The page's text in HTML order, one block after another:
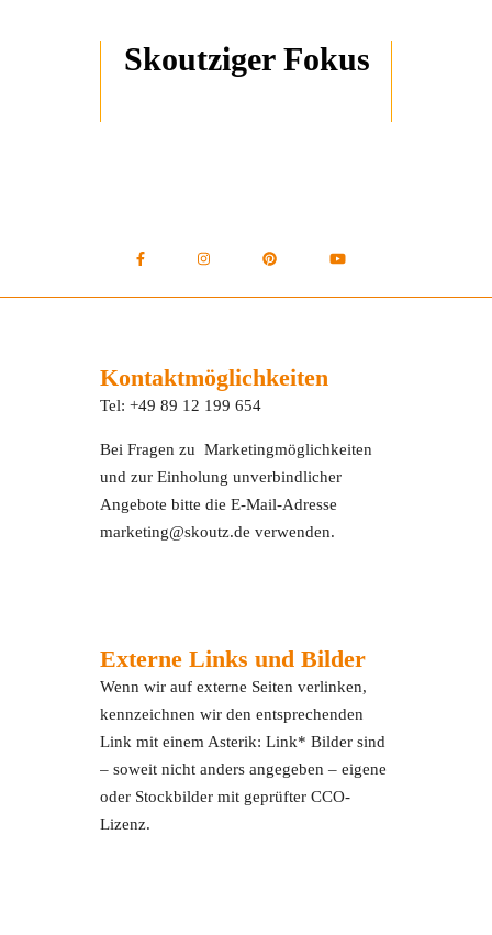
Skoutziger Fokus
Kontaktmöglichkeiten
Tel: +49 89 12 199 654
Bei Fragen zu Marketingmöglichkeiten
und zur Einholung unverbindlicher
Angebote bitte die E-Mail-Adresse
marketing@skoutz.de verwenden.
Externe Links und Bilder
Wenn wir auf externe Seiten verlinken,
kennzeichnen wir den entsprechenden
Link mit einem Asterik: Link* Bilder sind
– soweit nicht anders angegeben – eigene
oder Stockbilder mit geprüfter CCO-
Lizenz.